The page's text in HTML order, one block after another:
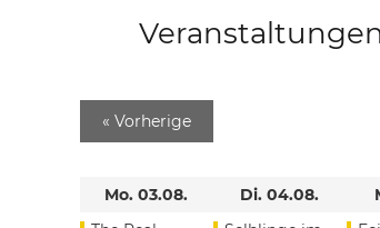
« Vorherige
Mo. 03.08.
Di. 04.08.